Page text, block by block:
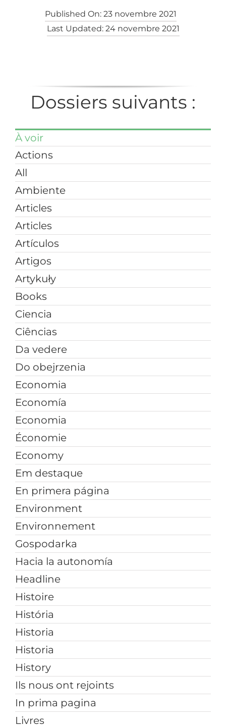
Published On: 23 novembre 2021
Last Updated: 24 novembre 2021
Dossiers suivants :
À voir
Actions
All
Ambiente
Articles
Articles
Artículos
Artigos
Artykuły
Books
Ciencia
Ciências
Da vedere
Do obejrzenia
Economia
Economía
Economia
Économie
Economy
Em destaque
En primera página
Environment
Environnement
Gospodarka
Hacia la autonomía
Headline
Histoire
História
Historia
Historia
History
Ils nous ont rejoints
In prima pagina
Livres